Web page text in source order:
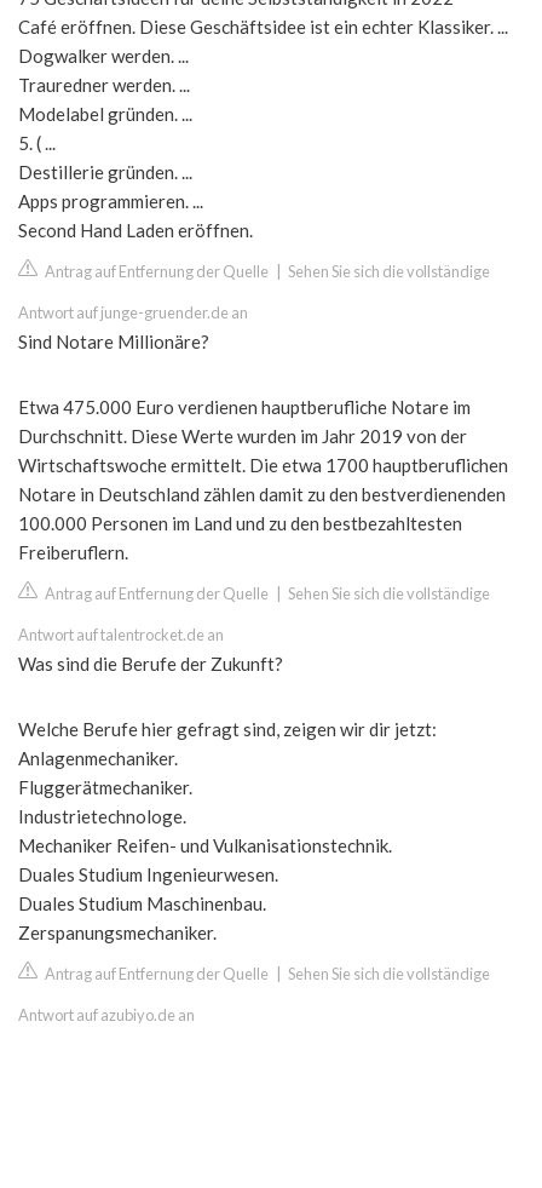
Café eröffnen. Diese Geschäftsidee ist ein echter Klassiker. ...
Dogwalker werden. ...
Trauredner werden. ...
Modelabel gründen. ...
5. ( ...
Destillerie gründen. ...
Apps programmieren. ...
Second Hand Laden eröffnen.
Antrag auf Entfernung der Quelle Sehen Sie sich die vollständige
Antwort auf junge-gruender.de an
Sind Notare Millionäre?
Etwa 475.000 Euro verdienen hauptberufliche Notare im
Durchschnitt. Diese Werte wurden im Jahr 2019 von der
Wirtschaftswoche ermittelt. Die etwa 1700 hauptberuflichen
Notare in Deutschland zählen damit zu den bestverdienenden
100.000 Personen im Land und zu den bestbezahltesten
Freiberuflern.
Antrag auf Entfernung der Quelle Sehen Sie sich die vollständige
Antwort auf talentrocket.de an
Was sind die Berufe der Zukunft?
Welche Berufe hier gefragt sind, zeigen wir dir jetzt:
Anlagenmechaniker.
Fluggerätmechaniker.
Industrietechnologe.
Mechaniker Reifen- und Vulkanisationstechnik.
Duales Studium Ingenieurwesen.
Duales Studium Maschinenbau.
Zerspanungsmechaniker.
Antrag auf Entfernung der Quelle Sehen Sie sich die vollständige
Antwort auf azubiyo.de an